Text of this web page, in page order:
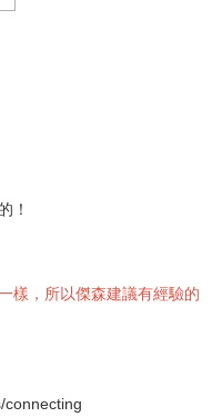
！
樣，所以傑森建議有經驗的
connecting